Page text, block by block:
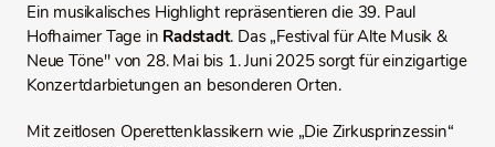
Ein musikalisches Highlight repräsentieren die 39. Paul
Hofhaimer Tage in Radstadt. Das „Festival für Alte Musik &
Neue Töne" von 28. Mai bis 1. Juni 2025 sorgt für einzigartige
Konzertdarbietungen an besonderen Orten.
Mit zeitlosen Operettenklassikern wie „Die Zirkusprinzessin“